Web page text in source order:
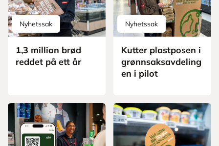
Nyhetssak
1,3 million brød
reddet på ett år
Nyhetssak
Kutter plastposen i
grønnsaksavdeling
en i pilot